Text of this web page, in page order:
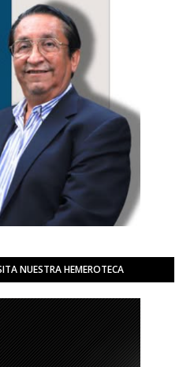
NUESTRA HEMEROTECA